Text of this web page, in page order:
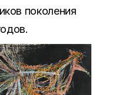
поколения